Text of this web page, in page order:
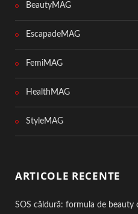
BeautyMAG
EscapadeMAG
FemiMAG
HealthMAG
StyleMAG
ARTICOLE RECENTE
SOS căldură: formula de